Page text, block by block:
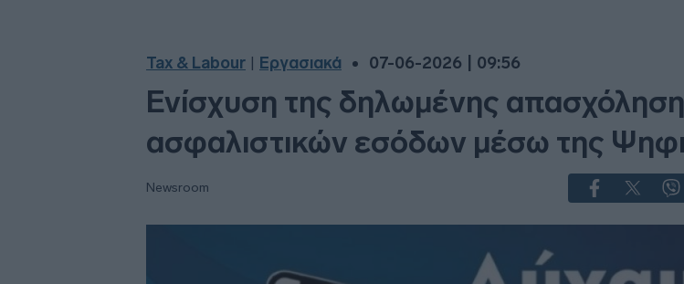
Tax & Labour Εργασιακά 07-06-2026 | 09:56
Ενίσχυση της δηλωμένης
ασφαλιστικών εσόδων μέσω της
Newsroom